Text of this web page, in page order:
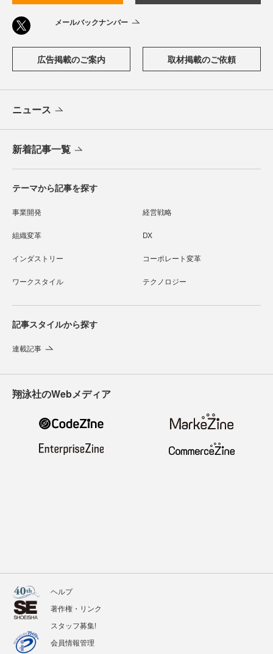
メールバックナンバー
広告掲載のご案内 取材掲載のご依頼
ニュース
新着記事一覧
テーマから記事を探す
事業開発 経営戦略
組織変革 DX
インダストリー コーポレート変革
ワークスタイル テクノロジー
記事スタイルから探す
連載記事
翔泳社のWebメディア
ヘルプ
著作権・リンク
スタッフ募集!
会員情報管理